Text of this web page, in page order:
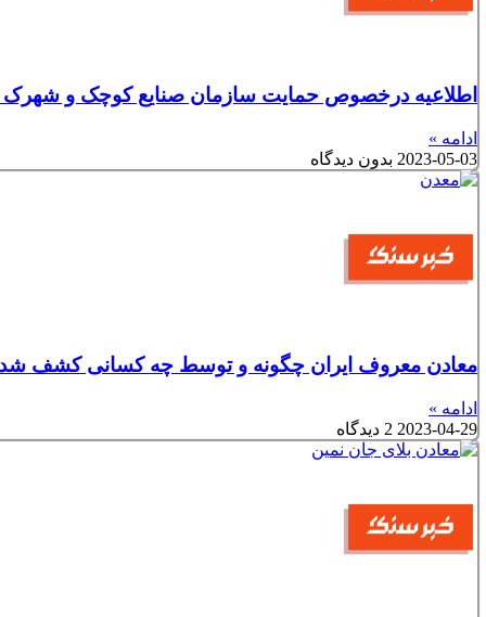
اطلاعیه درخصوص حمایت سازمان صنایع کوچک و شهرک
ادامه »
2023-05-03 بدون دیدگاه
معادن معروف ایران چگونه و توسط چه کسانی کشف
ادامه »
2023-04-29 2 دیدگاه